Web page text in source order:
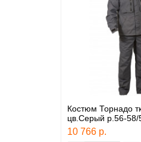
Костюм Торнадо
цв.Серый р.56-58/
10 766 р.